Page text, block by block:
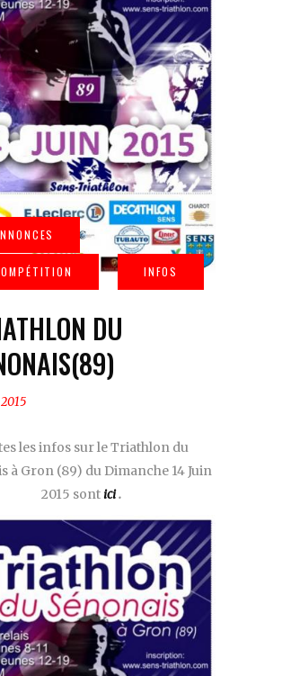
DU
les infos sur le Triathlon du
à Gron (89) du Dimanche 14 Juin
2015 sontici.